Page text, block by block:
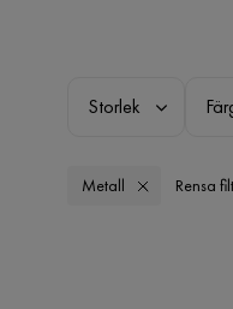
Storlek
Metall Rensa